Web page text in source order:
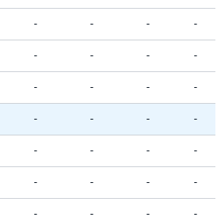
- - - -
- - - -
- - - -
- - - -
- - - -
- - - -
- - - -